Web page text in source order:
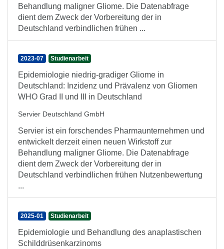
Behandlung maligner Gliome. Die Datenabfrage
dient dem Zweck der Vorbereitung der in
Deutschland verbindlichen frühen ...
2023-07 Studienarbeit
Epidemiologie niedrig-gradiger Gliome in
Deutschland: Inzidenz und Prävalenz von Gliomen
WHO Grad II und III in Deutschland
Servier Deutschland GmbH
Servier ist ein forschendes Pharmaunternehmen und
entwickelt derzeit einen neuen Wirkstoff zur
Behandlung maligner Gliome. Die Datenabfrage
dient dem Zweck der Vorbereitung der in
Deutschland verbindlichen frühen Nutzenbewertung
...
2025-01 Studienarbeit
Epidemiologie und Behandlung des anaplastischen
Schilddrüsenkarzinoms